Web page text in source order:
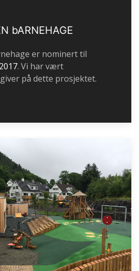
bARNEHAGE
er nominert til
. Vi har vært
på dette prosjektet.